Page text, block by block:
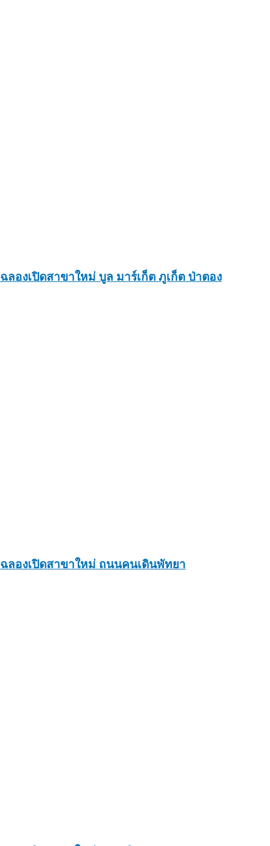
ฉลองเปิดสาขาใหม่ บูล มาร์เก็ต ภูเก็ต ป่าตอง
ฉลองเปิดสาขาใหม่ ถนนคนเดินพัทยา